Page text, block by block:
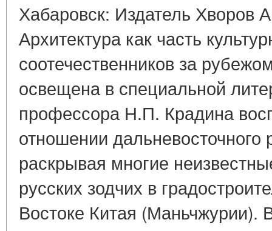
Хабаровск: Издатель Хворов
Архитектура как часть
соотечественников за
освещена в специальной
профессора Н.П. Крадина
отношении дальневосточного
раскрывая многие
русских зодчих в
Востоке Китая (Маньчжурии).